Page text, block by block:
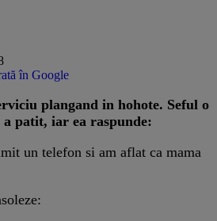
în Google
plangand in hohote. Seful o
patit, iar ea raspunde:
un telefon si am aflat ca mama